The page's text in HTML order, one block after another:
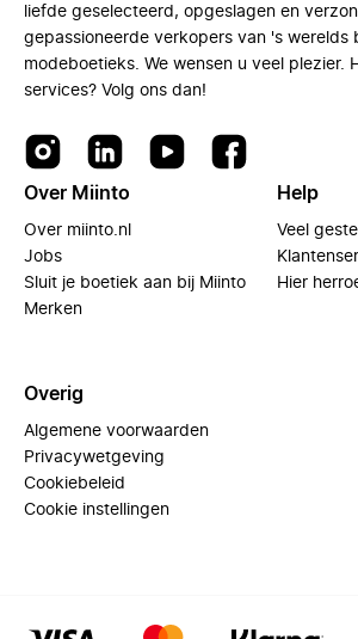
liefde geselecteerd, opgeslagen en
gepassioneerde verkopers van 's werelds
modeboetieks. We wensen u veel plezier.
services? Volg ons dan!
Over Miinto
Over miinto.nl
Jobs
Sluit je boetiek aan bij Miinto
Merken
Help
Veel
Hier
Overig
Algemene voorwaarden
Privacywetgeving
Cookiebeleid
Cookie instellingen